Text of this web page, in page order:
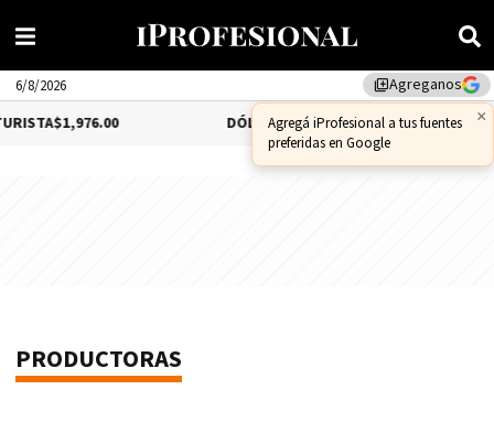
library_addAgreganos
×
Agregá iProfesional a tus fuentes
preferidas en Google
6/8/2026
$1,976.00 DÓLAR MEP0.68%$1,521.12
PRODUCTORAS